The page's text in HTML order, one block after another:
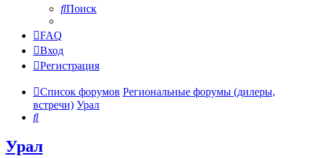
Поиск
FAQ
Вход
Регистрация
Список форумов Региональные форумы (дилеры,
встречи) Урал
Поиск
Урал